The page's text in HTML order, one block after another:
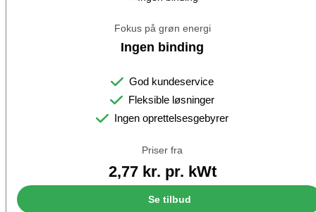
Fokus på grøn energi
Ingen binding
God kundeservice
Fleksible løsninger
Ingen oprettelsesgebyrer
Priser fra
2,77 kr. pr. kWt
Se tilbud